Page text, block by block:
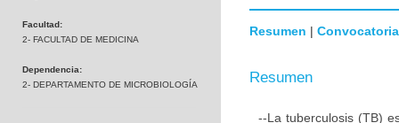
Facultad:
2- FACULTAD DE MEDICINA
Dependencia:
2- DEPARTAMENTO DE MICROBIOLOGÍA
Resumen | Convocatoria
Resumen
--La tuberculosis (TB)